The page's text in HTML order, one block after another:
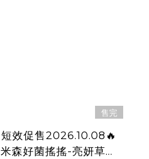
售完
短效促售2026.10.08🔥
米森好菌搖搖-亮妍草莓